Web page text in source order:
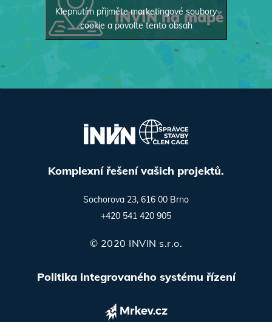
INVIN na mapě
Klepnutím přijměte marketingové soubory
cookie a povolte tento obsah
Komplexní řešení vašich projektů.
Sochorova 23, 616 00 Brno
+420 541 420 905
© 2020 INVIN s.r.o.
Politika integrovaného systému řízení